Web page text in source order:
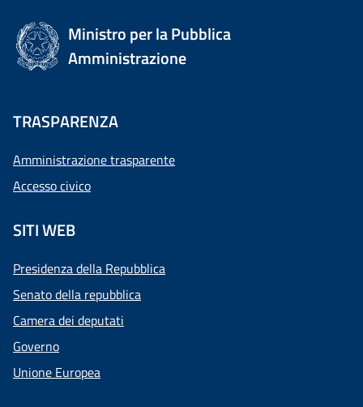
Ministro per la Pubblica
Amministrazione
TRASPARENZA
Amministrazione trasparente
Accesso civico
SITI WEB
Presidenza della Repubblica
Senato della repubblica
Camera dei deputati
Governo
Unione Europea